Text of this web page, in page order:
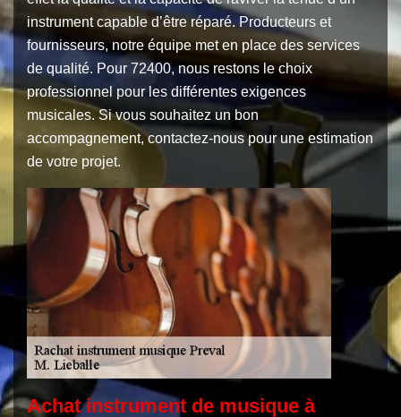
instrument capable d’être réparé. Producteurs et
fournisseurs, notre équipe met en place des services
de qualité. Pour 72400, nous restons le choix
professionnel pour les différentes exigences
musicales. Si vous souhaitez un bon
accompagnement, contactez-nous pour une estimation
de votre projet.
Achat instrument de musique à